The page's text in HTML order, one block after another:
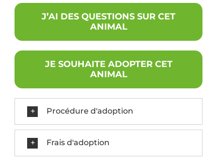
J’AI DES QUESTIONS SUR CET
ANIMAL
JE SOUHAITE ADOPTER CET
ANIMAL
Procédure d'adoption
Frais d'adoption